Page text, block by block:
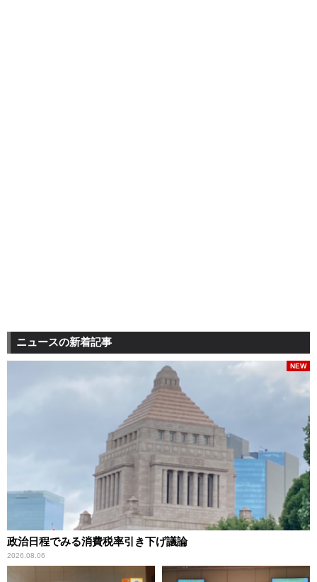
ニュースの新着記事
政治日程でみる消費税率引き下げ議論
2026.08.06
NEW